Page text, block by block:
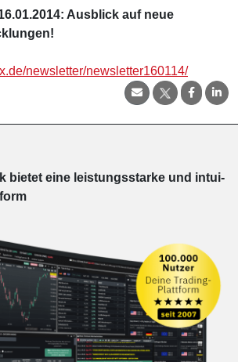
Ausblick auf neue
newsletter/newsletter160114/
bie­tet eine leis­tungs­star­ke und in­tui­